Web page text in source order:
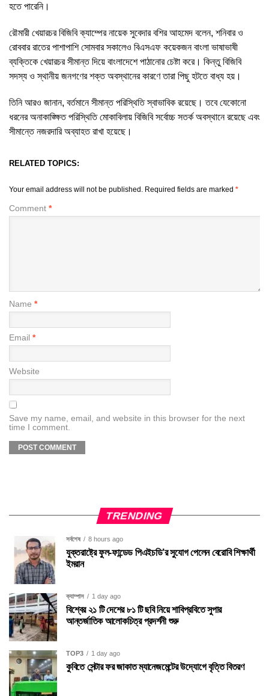
হতে পারেনি।
রৌমারী খেয়ারচর বিজিবি ক্যাম্পের নায়েক সুবেদার বশির আহমেদ বলেন, শনিবার ও
রোববার রাতের পাশাপাশি সোমবার সকালেও বিএসএফ কয়েকজন বাংলা ভাষাভাষী
ব্যক্তিকে খেয়ারচর সীমান্ত দিয়ে বাংলাদেশে পাঠানোর চেষ্টা করে। কিন্তু বিজিবি
সদস্য ও স্থানীয় জনগণের শক্ত অবস্থানের কারণে তারা পিছু হটতে বাধ্য হয়।
তিনি আরও জানান, বর্তমানে সীমান্ত পরিস্থিতি স্বাভাবিক রয়েছে। তবে যেকোনো
ধরনের অনাকাঙ্ক্ষিত পরিস্থিতি মোকাবিলায় বিজিবি সর্বোচ্চ সতর্ক অবস্থানে রয়েছে এবং
সীমান্তে নজরদারি অব্যাহত রাখা হয়েছে।
RELATED TOPICS:
Your email address will not be published. Required fields are marked *
Comment *
Name *
Email *
Website
Save my name, email, and website in this browser for the next
time I comment.
TRENDING
সর্বশেষ 8 hours ago
যুক্তরাষ্ট্রে ফুল-ফান্ডেড পিএইচডি’র সুযোগ পেলেন বেরোবি শিক্ষার্থী
ইমরান
ক্যাম্পাস 1 day ago
বিশ্বের ২১ টি দেশের ৮১ টি ছবি নিয়ে শাবিপ্রবিতে সুপার
আন্তর্জাতিক আলোকচিত্র প্রদর্শনী শুরু
TOP3 1 day ago
কুবিতে সেন্টার ফর জাকাত ম্যানেজমেন্টের উদ্যোগে বৃত্তি বিতরণ